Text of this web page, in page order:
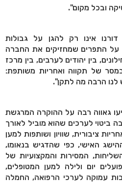
ובכל מקום".
אינו רק להגן על גבולות
התפרים שמחזיקים את החברה
בין יהודים לערבים, בין מרכז
של תקווה ואחריות משותפת:
לנו הרבה מה לתקן".
גאווה רבה על ההוקרה המרגשת
ביטוי לערכים שהוא מוביל לאורך
ציבורית, שוויון ושותפות למען
האישי, כפי שהדגיש בנאומו,
המסירות והמקצועיות של
יום ולילה למען המטופלים,
עמוקה לערכי הרפואה, החמלה